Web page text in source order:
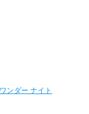
ンダー ナイト